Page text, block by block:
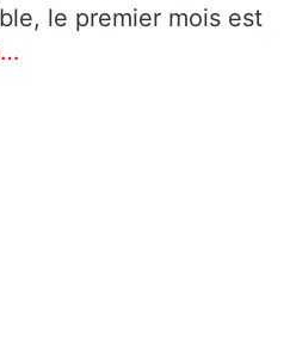
le premier mois est